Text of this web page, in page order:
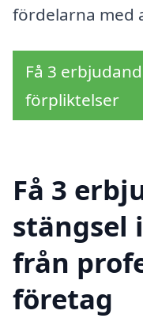
fördelarna med
Få 3
förpliktelser
Få 3
stängsel
från
företag